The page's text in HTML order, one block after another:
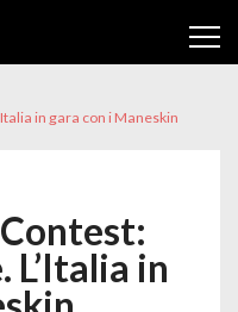
in gara con i Maneskin
L’Italia in